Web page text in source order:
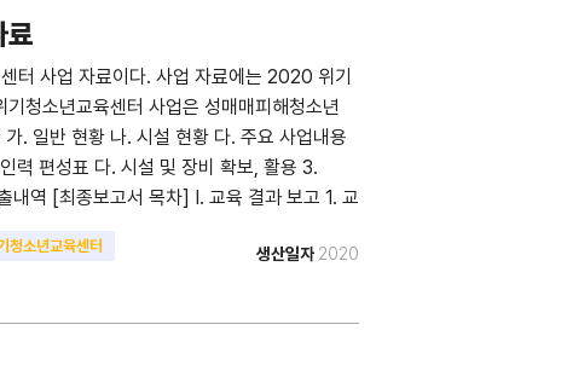
료
터 사업 자료이다. 사업 자료에는 2020 위기
청소년교육센터 사업은 성매매피해청소년
. 일반 현황 나. 시설 현황 다. 주요 사업내용
력 편성표 다. 시설 및 장비 확보, 활용 3.
역 [최종보고서 목차] I. 교육 결과 보고 1. 교
형태 및 내담자 유형 2-2. 상담내용 및 내담자
1. 유관기관 협력체계 구축 회의 개요 V. 사업
청소년교육센터
생산일자 2020